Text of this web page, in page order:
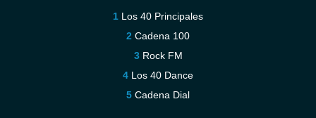
Los 40 Principales
Cadena 100
Rock FM
Los 40 Dance
Cadena Dial